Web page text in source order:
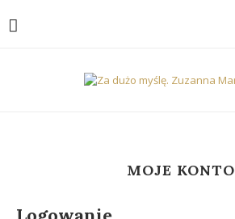
MOJE KONTO